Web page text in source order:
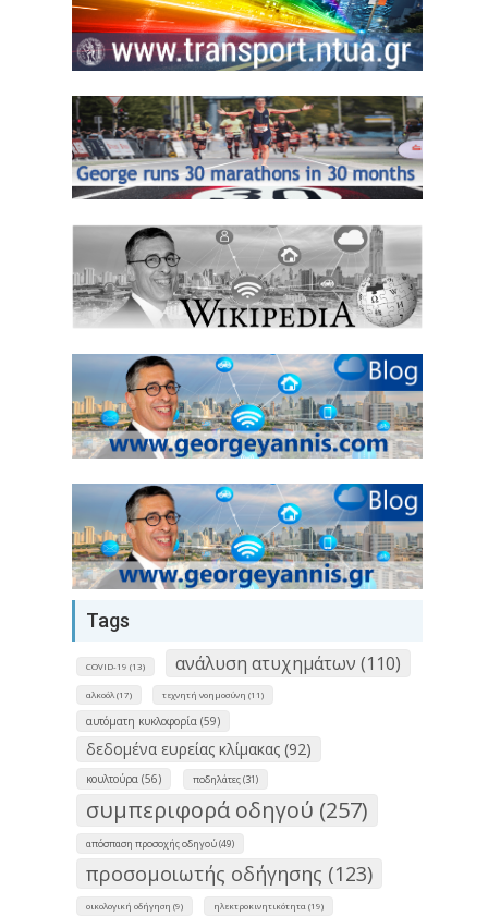
Tags
COVID-19 (13) ανάλυση ατυχημάτων (110)
αλκοόλ (17) τεχνητή νοημοσύνη (11)
αυτόματη κυκλοφορία (59)
δεδομένα ευρείας κλίμακας (92)
κουλτούρα (56) ποδηλάτες (31)
συμπεριφορά οδηγού (257)
απόσπαση προσοχής οδηγού (49)
προσομοιωτής οδήγησης (123)
οικολογική οδήγηση (9) ηλεκτροκινητικότητα (19)